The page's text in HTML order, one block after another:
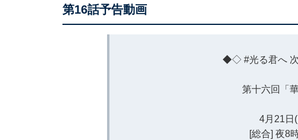
第16話予告動画
◆◇ #光る君へ
第十六回「華
4月21日
[総合] 夜8